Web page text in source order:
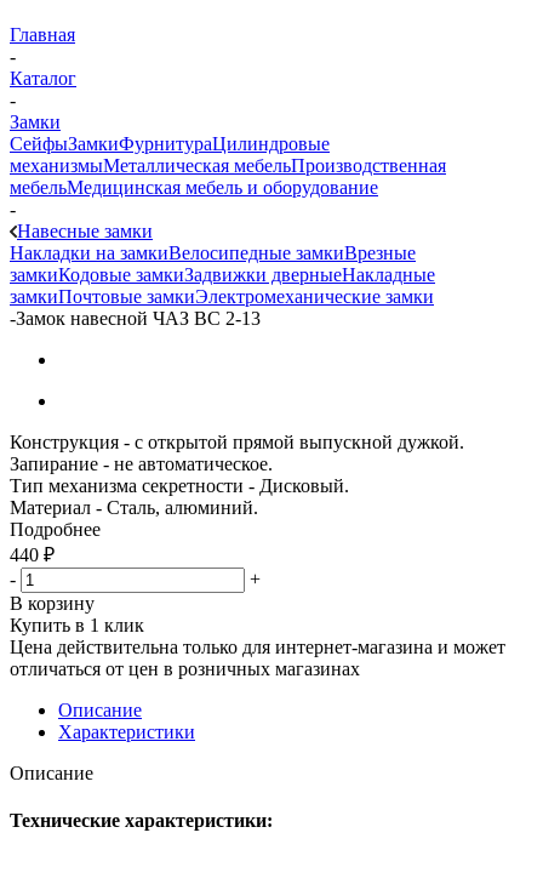
Главная
-
Каталог
-
Замки
СейфыЗамкиФурнитураЦилиндровые
механизмыМеталлическая мебельПроизводственная
мебельМедицинская мебель и оборудование
-
Навесные замки
Накладки на замкиВелосипедные замкиВрезные
замкиКодовые замкиЗадвижки дверныеНакладные
замкиПочтовые замкиЭлектромеханические замки
-Замок навесной ЧАЗ ВС 2-13
Конструкция - с открытой прямой выпускной дужкой.
Запирание - не автоматическое.
Тип механизма секретности - Дисковый.
Материал - Сталь, алюминий.
Подробнее
440 ₽
-
+
В корзину
Купить в 1 клик
Цена действительна только для интернет-магазина и может
отличаться от цен в розничных магазинах
Описание
Характеристики
Описание
Технические характеристики: